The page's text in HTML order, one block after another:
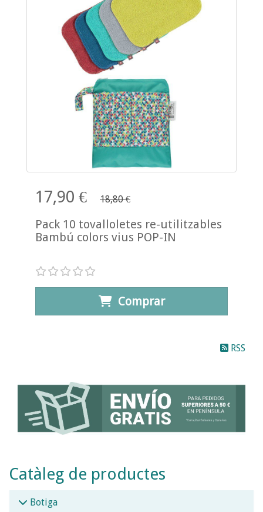
17,90 € 18,80 €
Pack 10 tovalloletes re-utilitzables
Bambú colors vius POP-IN
Comprar
RSS
Catàleg de productes
Botiga